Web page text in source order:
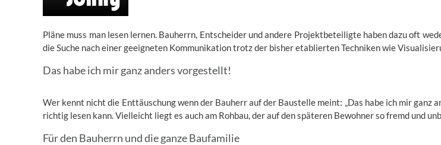
Pläne muss man lesen lernen. Bauherrn, Entscheider und andere Projektbeteiligte haben dazu oft
die Suche nach einer geeigneten Kommunikation trotz der bisher etablierten Techniken wie
Das habe ich mir ganz anders vorgestellt!
Wer kennt nicht die Enttäuschung wenn der Bauherr auf der Baustelle meint: „Das habe ich mir
richtig lesen kann. Vielleicht liegt es auch am Rohbau, der auf den späteren Bewohner so fremd und
Für den Bauherrn und die ganze Baufamilie